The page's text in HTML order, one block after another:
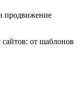
продвижение
от шаблонов